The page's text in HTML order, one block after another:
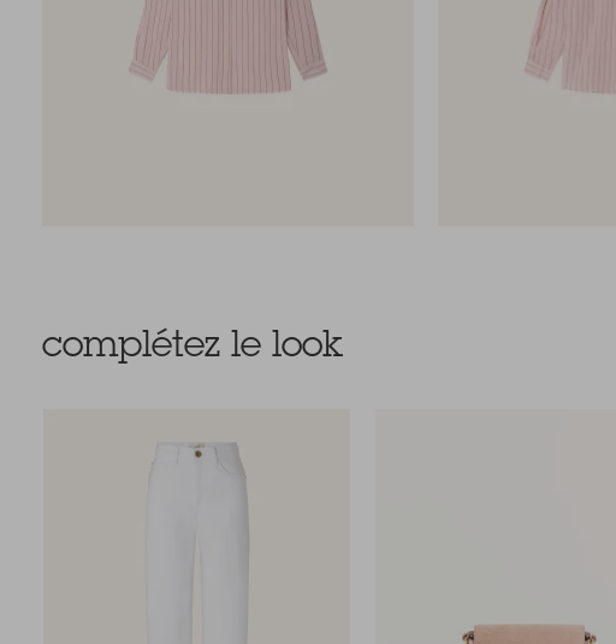
complétez le look